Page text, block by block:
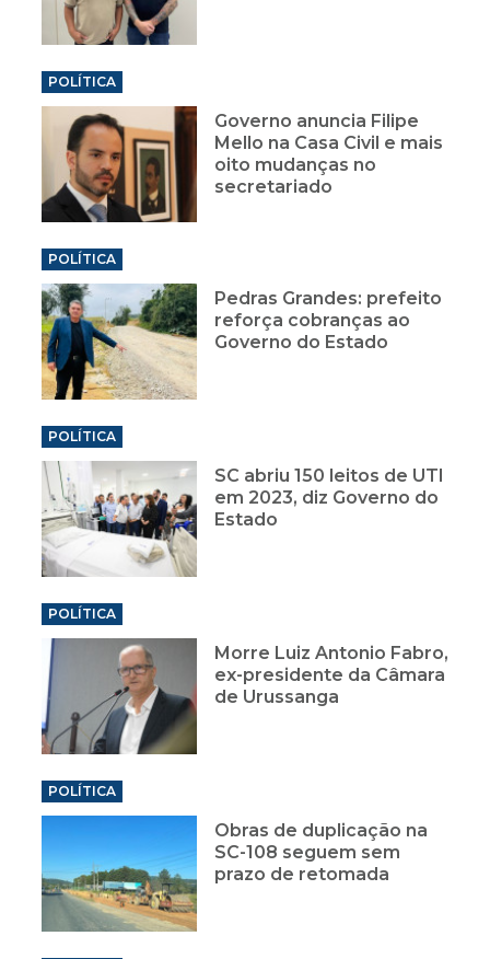
POLÍTICA
Governo anuncia Filipe
Mello na Casa Civil e mais
oito mudanças no
secretariado
POLÍTICA
Pedras Grandes: prefeito
reforça cobranças ao
Governo do Estado
POLÍTICA
SC abriu 150 leitos de UTI
em 2023, diz Governo do
Estado
POLÍTICA
Morre Luiz Antonio Fabro,
ex-presidente da Câmara
de Urussanga
POLÍTICA
Obras de duplicação na
SC-108 seguem sem
prazo de retomada